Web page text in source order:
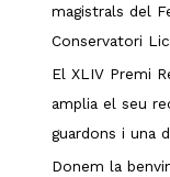
magistrals del
Conservatori
El XLIV Premi
amplia el seu
guardons i una
Donem la